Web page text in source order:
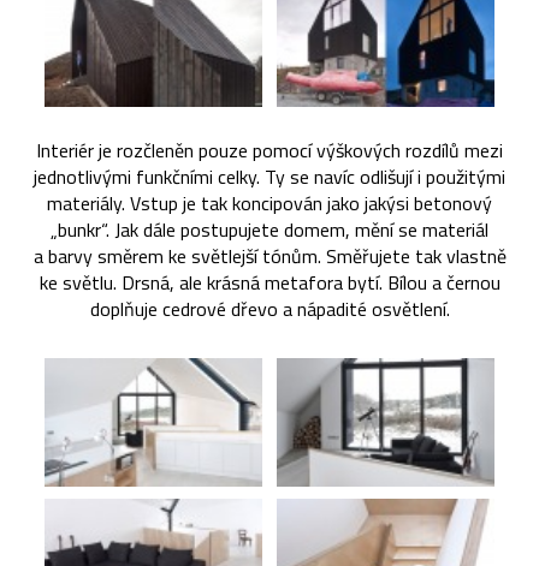
Interiér je rozčleněn pouze pomocí výškových rozdílů mezi
jednotlivými funkčními celky. Ty se navíc odlišují i použitými
materiály. Vstup je tak koncipován jako jakýsi betonový
„bunkr“. Jak dále postupujete domem, mění se materiál
a barvy směrem ke světlejší tónům. Směřujete tak vlastně
ke světlu. Drsná, ale krásná metafora bytí. Bílou a černou
doplňuje cedrové dřevo a nápadité osvětlení.